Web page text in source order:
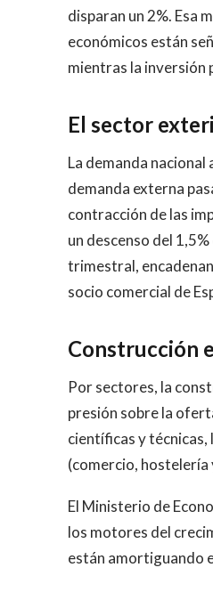
disparan un 2%. Esa
económicos están
mientras la inversión
El sector
La demanda
demanda externa
contracción de las
un descenso del
trimestral,
socio comercial de
Construcción
Por sectores, la
presión sobre la
científicas y
(comercio, hostelería
El Ministerio de
los motores del
están amortiguando